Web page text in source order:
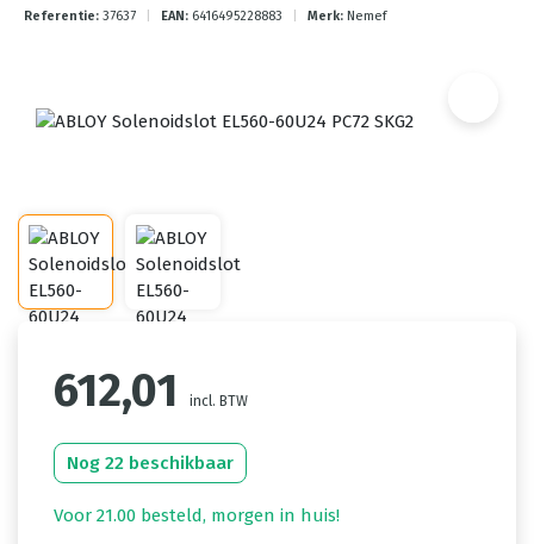
Referentie: 37637 EAN: 6416495228883 Merk: Nemef
612,01 incl. BTW
Nog 22 beschikbaar
Voor 21.00 besteld, morgen in huis!